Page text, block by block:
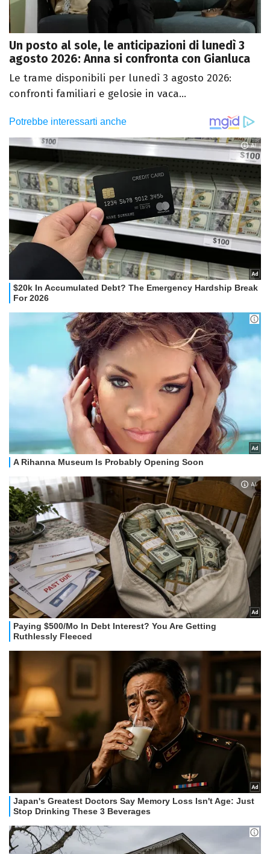
Un posto al sole, le anticipazioni di lunedì 3
agosto 2026: Anna si confronta con Gianluca
Le trame disponibili per lunedì 3 agosto 2026:
confronti familiari e gelosie in vaca...